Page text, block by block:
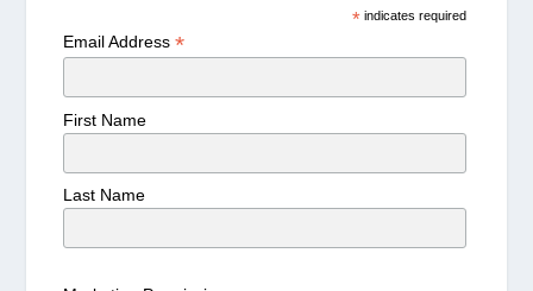
*indicates required
Email Address*
First Name
Last Name